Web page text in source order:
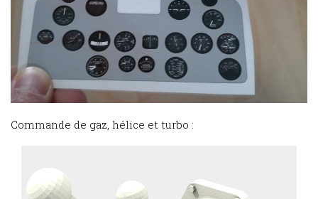
Commande de gaz, hélice et turbo :